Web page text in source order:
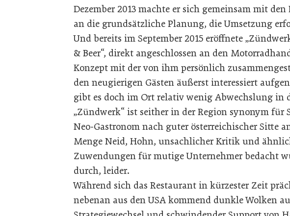
Dezember 2013 machte er sich gemeinsam mit
an die grundsätzliche Planung, die Umsetzung
Und bereits im September 2015 eröffnete
& Beer“, direkt angeschlossen an den
Konzept mit der von ihm persönlich
den neugierigen Gästen äußerst interessiert
gibt es doch im Ort relativ wenig Abwechslung in
„Zündwerk“ ist seither in der Region synonym für
Neo-Gastronom nach guter österreichischer Sitte
Menge Neid, Hohn, unsachlicher Kritik und
Zuwendungen für mutige Unternehmer bedacht
durch, leider.
Während sich das Restaurant in kürzester Zeit
nebenan aus den USA kommend dunkle Wolken